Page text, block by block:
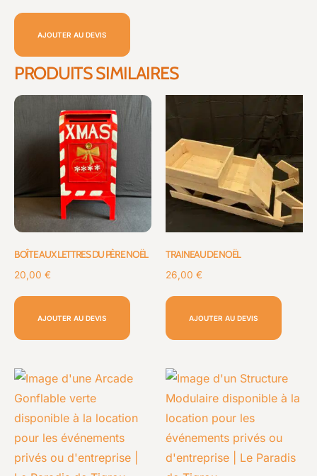
AJOUTER AU DEVIS
PRODUITS SIMILAIRES
BOÎTE AUX LETTRES DU PÈRE NOËL
20,00 €
AJOUTER AU DEVIS
TRAINEAU DE NOËL
26,00 €
AJOUTER AU DEVIS